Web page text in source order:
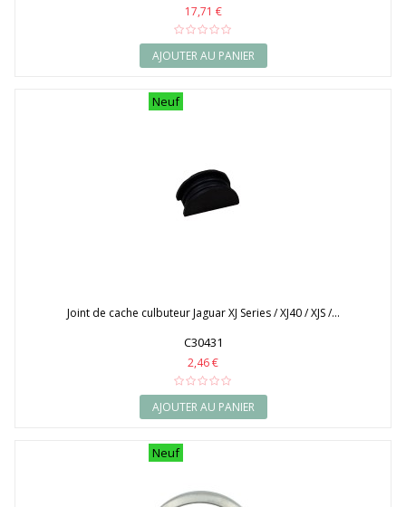
17,71 €
AJOUTER AU PANIER
Neuf
Joint de cache culbuteur Jaguar XJ Series / XJ40 / XJS /...
C30431
2,46 €
AJOUTER AU PANIER
Neuf